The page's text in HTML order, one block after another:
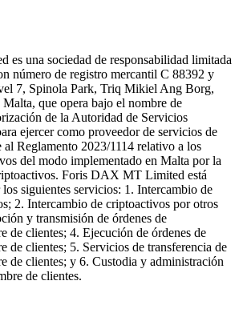
una sociedad de responsabilidad limitada
número de registro mercantil C 88392 y
7, Spinola Park, Triq Mikiel Ang Borg,
que opera bajo el nombre de
de la Autoridad de Servicios
ejercer como proveedor de servicios de
Reglamento 2023/1114 relativo a los
del modo implementado en Malta por la
Foris DAX MT Limited está
los siguientes servicios: 1. Intercambio de
2. Intercambio de criptoactivos por otros
y transmisión de órdenes de
de clientes; 4. Ejecución de órdenes de
de clientes; 5. Servicios de transferencia de
de clientes; y 6. Custodia y administración
de clientes.